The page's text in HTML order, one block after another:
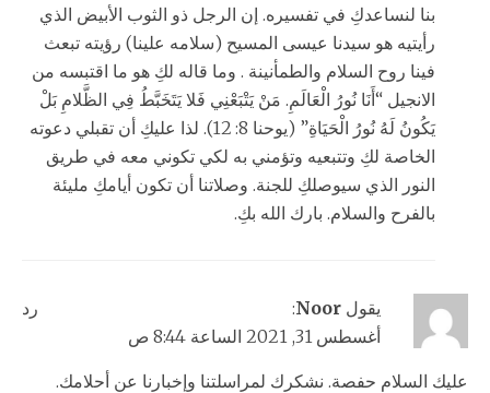
بنا لنساعدكِ في تفسيره. إن الرجل ذو الثوب الأبيض الذي
رأيتيه هو سيدنا عيسى المسيح (سلامه علينا) رؤيته تبعث
فينا روح السلام والطمأنينة . وما قاله لكِ هو ما اقتبسه من
الانجيل “أَنَا نُورُ الْعَالَمِ. مَنْ يَتْبَعْنِي فَلا يَتَخَبَّطُ فِي الظَّلامِ بَلْ
يَكُونُ لَهُ نُورُ الْحَيَاةِ” (يوحنا 8: 12). لذا عليكِ أن تقبلي دعوته
الخاصة لكِ وتتبعيه وتؤمني به لكي تكوني معه في طريق
النور الذي سيوصلكِ للجنة. وصلاتنا أن تكون أيامكِ مليئة
بالفرح والسلام. بارك الله بكِ.
يقول Noor
:
أغسطس 31, 2021 الساعة 8:44 ص
عليك السلام حفصة. نشكرك لمراسلتنا وإخبارنا عن أحلامك.
رد